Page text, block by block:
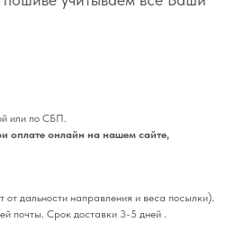
или по СБП.
онлайн на нашем сайте,
от дальности направления и веса посылки).
почты. Срок доставки 3-5 дней .